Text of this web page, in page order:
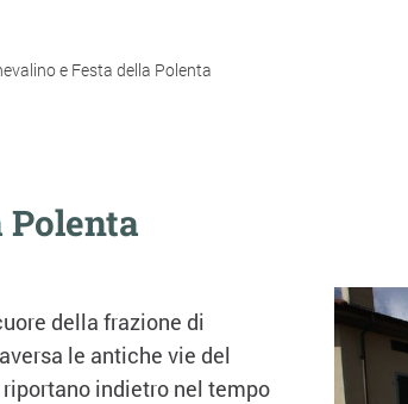
e Festa della Polenta
Polenta
della frazione di
le antiche vie del
indietro nel tempo